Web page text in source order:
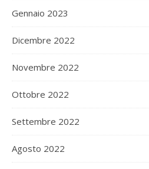
Gennaio 2023
Dicembre 2022
Novembre 2022
Ottobre 2022
Settembre 2022
Agosto 2022